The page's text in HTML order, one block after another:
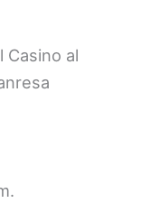
Casino al